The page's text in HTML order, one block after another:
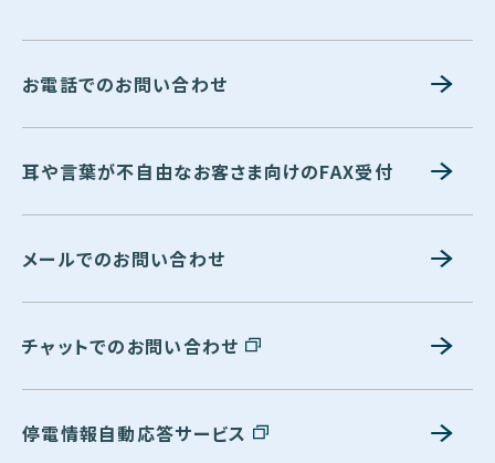
お電話でのお問い合わせ
耳や言葉が不自由なお客さま向けのFAX受付
メールでのお問い合わせ
チャットでのお問い合わせ
停電情報自動応答サービス